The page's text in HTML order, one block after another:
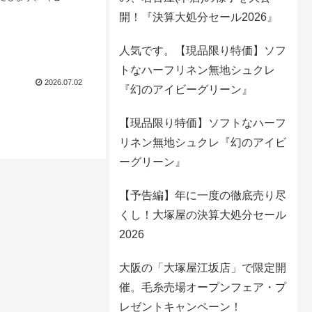
2026.07.02
開！『決算大処分セール2026』
人気です。【現品限り特価】ソフ
トなハーフリネン無地シュクレ
『幻のアイビーグリーン』
【現品限り特価】ソフトなハーフ
リネン無地シュクレ『幻のアイビ
ーグリーン』
【予告編】年に一度の徹底売り尽
くし！大塚屋の決算大処分セール
2026
大阪の「大塚屋江坂店」で限定開
催。毛糸売場オープンフェア・プ
レゼントキャンペーン！